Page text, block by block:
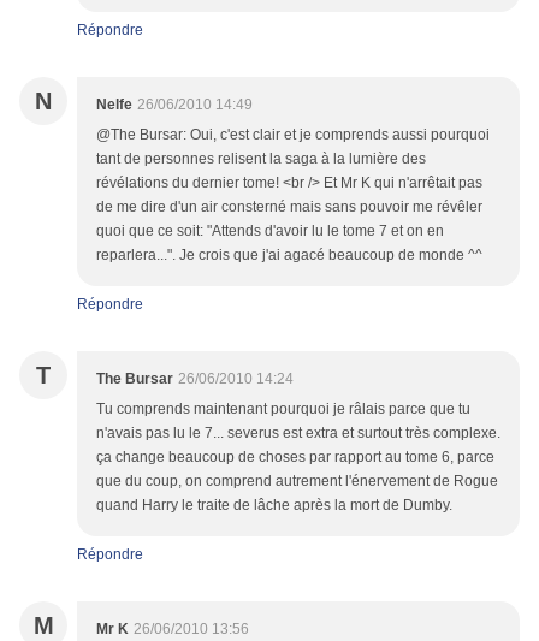
Répondre
N Nelfe 26/06/2010 14:49
@The Bursar: Oui, c'est clair et je comprends aussi pourquoi
tant de personnes relisent la saga à la lumière des
révélations du dernier tome! <br /> Et Mr K qui n'arrêtait pas
de me dire d'un air consterné mais sans pouvoir me révêler
quoi que ce soit: "Attends d'avoir lu le tome 7 et on en
reparlera...". Je crois que j'ai agacé beaucoup de monde ^^
Répondre
T The Bursar 26/06/2010 14:24
Tu comprends maintenant pourquoi je râlais parce que tu
n'avais pas lu le 7... severus est extra et surtout très complexe.
ça change beaucoup de choses par rapport au tome 6, parce
que du coup, on comprend autrement l'énervement de Rogue
quand Harry le traite de lâche après la mort de Dumby.
Répondre
M Mr K 26/06/2010 13:56